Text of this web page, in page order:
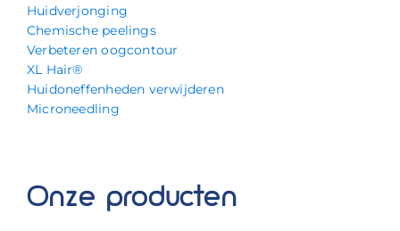
Huidverjonging
Chemische peelings
Verbeteren oogcontour
XL Hair®
Huidoneffenheden verwijderen
Microneedling
Onze producten